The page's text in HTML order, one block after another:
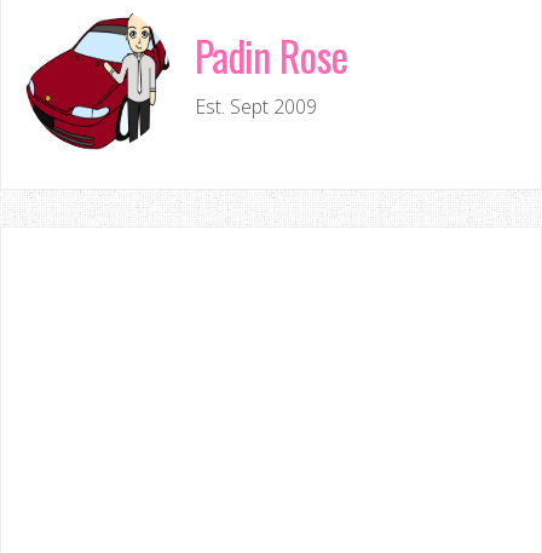
Padin Rose
Est. Sept 2009